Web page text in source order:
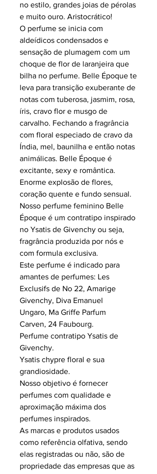
no estilo, grandes joias de pérolas
e muito ouro. Aristocrático!
O perfume se inicia com
aldeídicos condensados e
sensação de plumagem com um
choque de flor de laranjeira que
bilha no perfume. Belle Époque te
leva para transição exuberante de
notas com tuberosa, jasmim, rosa,
íris, cravo flor e musgo de
carvalho. Fechando a fragrância
com floral especiado de cravo da
Índia, mel, baunilha e então notas
animálicas. Belle Époque é
excitante, sexy e romântica.
Enorme explosão de flores,
coração quente e fundo sensual.
Nosso perfume feminino Belle
Époque é um contratipo inspirado
no Ysatis de Givenchy ou seja,
fragrância produzida por nós e
com formula exclusiva.
Este perfume é indicado para
amantes de perfumes: Les
Exclusifs de No 22, Amarige
Givenchy, Diva Emanuel
Ungaro, Ma Griffe Parfum
Carven, 24 Faubourg.
Perfume contratipo Ysatis de
Givenchy.
Ysatis chypre floral e sua
grandiosidade.
Nosso objetivo é fornecer
perfumes com qualidade e
aproximação máxima dos
perfumes inspirados.
As marcas e produtos usados
como referência olfativa, sendo
elas registradas ou não, são de
propriedade das empresas que as